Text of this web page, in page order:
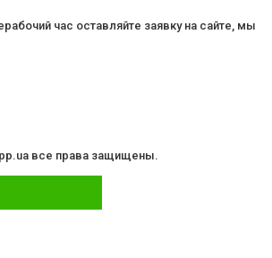
час оставляйте заявку на сайте, мы
все права защищены.